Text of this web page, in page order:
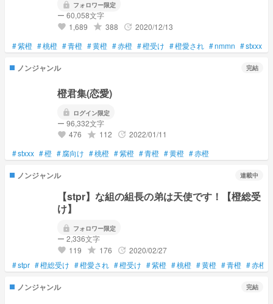
lock フォロワー限定
ー 60,058文字
favorite 1,689 grade 388 update 2020/12/13
#紫橙 #桃橙 #青橙 #黄橙 #赤橙 #橙受け #橙愛され #nmmn #stxxx
ノンジャンル 完結
橙君集(恋愛)
lock ログイン限定
ー 96,332文字
favorite 476 grade 112 update 2022/01/11
#stxxx #橙 #腐向け #桃橙 #紫橙 #青橙 #黄橙 #赤橙
ノンジャンル 連載中
【stpr】な組の組長の弟は天使です！【橙総受
け】
lock フォロワー限定
ー 2,336文字
favorite 119 grade 176 update 2020/02/27
#stpr #橙総受け #橙愛され #橙受け #紫橙 #桃橙 #黄橙 #青橙 #赤橙
ノンジャンル 完結